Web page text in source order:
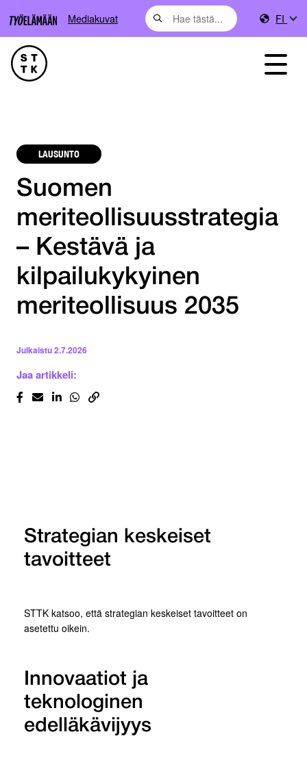
Mediakuvat FI
LAUSUNTO
Suomen
meriteollisuusstrategia
– Kestävä ja
kilpailukykyinen
meriteollisuus 2035
Julkaistu2.7.2026
Jaa artikkeli:
Strategian keskeiset
tavoitteet
STTK katsoo, että strategian keskeiset tavoitteet on
asetettu oikein.
Innovaatiot ja
teknologinen
edelläkävijyys